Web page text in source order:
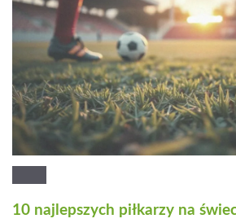
10 najlepszych piłkarzy na